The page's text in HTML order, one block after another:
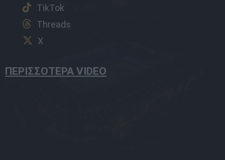
TikTok
Threads
X
ΠΕΡΙΣΣΟΤΕΡΑ VIDEO